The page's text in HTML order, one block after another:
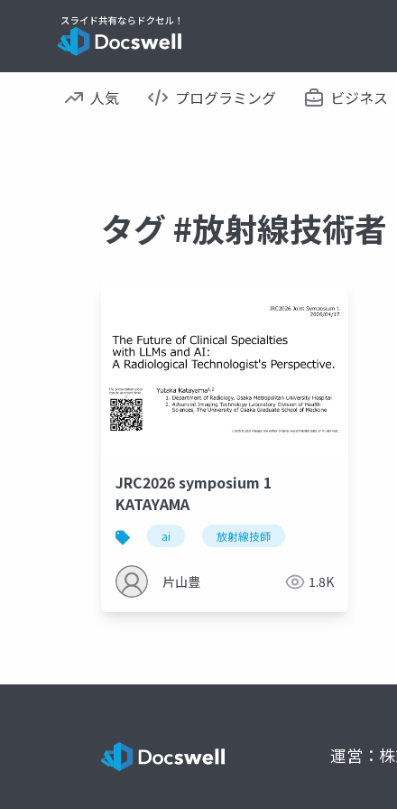
人気 プログラミング ビジネス
タグ #放射線技術
JRC2026 symposium 1
KATAYAMA
ai 放射線技師
片山豊 1.8K
運営：